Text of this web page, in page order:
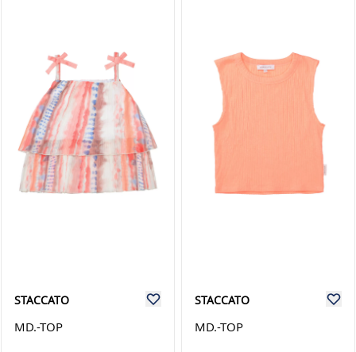
STACCATO
MD.-TOP
STACCATO
MD.-TOP